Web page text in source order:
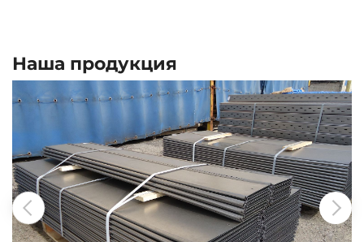
Наша продукция